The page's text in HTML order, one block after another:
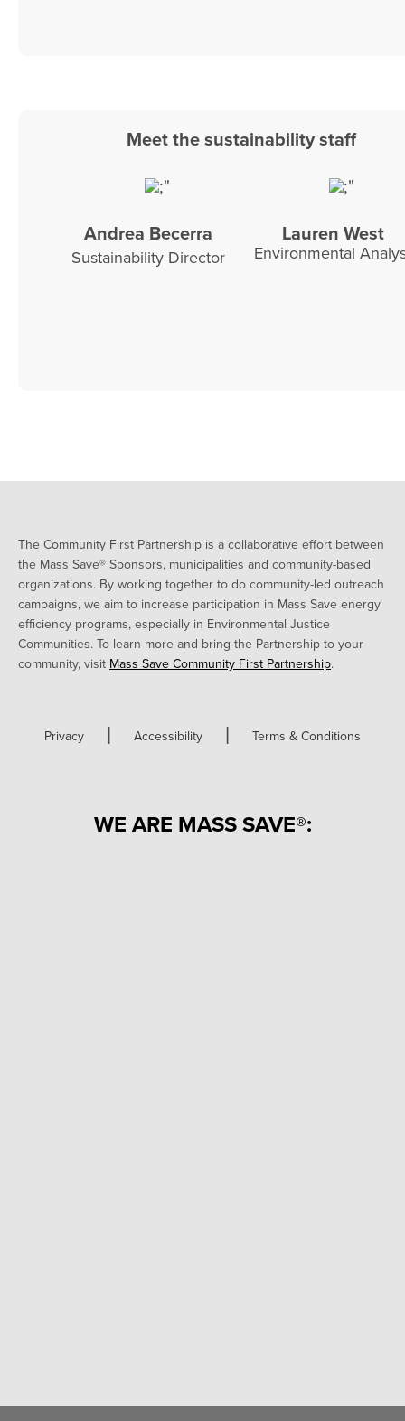
Meet the sustainability staff
Andrea Becerra
Sustainability Director
Lauren West
Environmental
The Community First Partnership is a collaborative effort between
the Mass Save® Sponsors, municipalities and community-based
organizations. By working together to do community-led outreach
campaigns, we aim to increase participation in Mass Save energy
efficiency programs, especially in Environmental Justice
Communities. To learn more and bring the Partnership to your
community, visit Mass Save Community First Partnership.
Privacy Accessibility Terms & Conditions
WE ARE MASS SAVE®: